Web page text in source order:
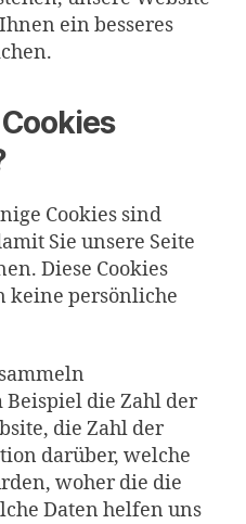
ein besseres
Cookies sind
Sie unsere Seite
Diese Cookies
keine persönliche
die Zahl der
die Zahl der
darüber, welche
woher die die
Daten helfen uns